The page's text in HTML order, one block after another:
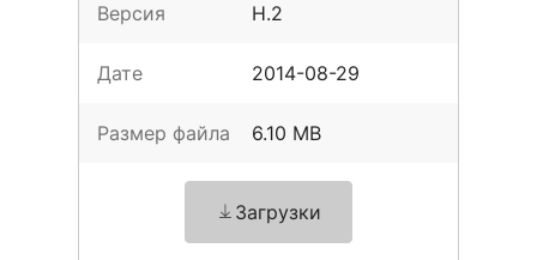
Версия H.2
Дате 2014-08-29
Размер файла 6.10 MB
Загрузки